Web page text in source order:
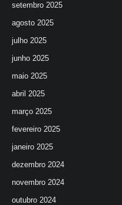
setembro 2025
agosto 2025
julho 2025
junho 2025
maio 2025
abril 2025
março 2025
fevereiro 2025
janeiro 2025
dezembro 2024
novembro 2024
outubro 2024